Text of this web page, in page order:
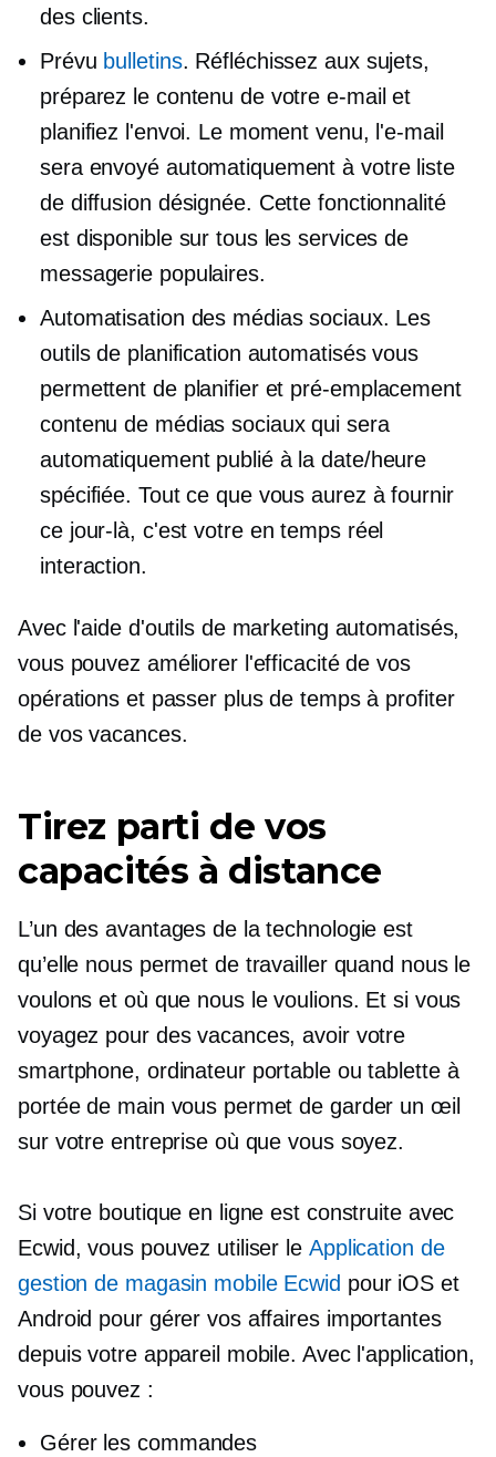
des clients.
Prévu bulletins. Réfléchissez aux sujets,
préparez le contenu de votre e-mail et
planifiez l'envoi. Le moment venu, l'e-mail
sera envoyé automatiquement à votre liste
de diffusion désignée. Cette fonctionnalité
est disponible sur tous les services de
messagerie populaires.
Automatisation des médias sociaux. Les
outils de planification automatisés vous
permettent de planifier et pré-emplacement
contenu de médias sociaux qui sera
automatiquement publié à la date/heure
spécifiée. Tout ce que vous aurez à fournir
ce jour-là, c'est votre en temps réel
interaction.
Avec l'aide d'outils de marketing automatisés,
vous pouvez améliorer l'efficacité de vos
opérations et passer plus de temps à profiter
de vos vacances.
Tirez parti de vos
capacités à distance
L’un des avantages de la technologie est
qu’elle nous permet de travailler quand nous le
voulons et où que nous le voulions. Et si vous
voyagez pour des vacances, avoir votre
smartphone, ordinateur portable ou tablette à
portée de main vous permet de garder un œil
sur votre entreprise où que vous soyez.
Si votre boutique en ligne est construite avec
Ecwid, vous pouvez utiliser le Application de
gestion de magasin mobile Ecwid pour iOS et
Android pour gérer vos affaires importantes
depuis votre appareil mobile. Avec l'application,
vous pouvez :
Gérer les commandes